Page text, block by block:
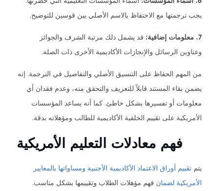
يجب ترجمتها مع الاحتفاظ بالاسم الأصلي بين قوسين للتوضيح.
7. معلومات إضافية:
قد يشمل ذلك مرتبة الشرف والجوائز
وعناوين الرسائل والإنجازات الأكاديمية الأخرى ذات الصلة.
من المهم الحفاظ على التنسيق الأصلي والتفاصيل في الترجمة. إنه
يضمن بقاء المستند قابلاً للتعريف والتحقق منه، وعدم فقدان أي
معلومات أو تفسيرها بشكل خاطئ. كما أنه يساعد المؤسسات
الأمريكية على تقييم الخلفية الأكاديمية للطالب ومؤهلاته بدقة.
فهم معادلات التعليم الأمريكية
يتم تقييم أوراق الاعتماد الأكاديمية الأجنبية ومساواتها بالمعايير
الأمريكية لضمان فهم مؤهلات الطلاب وتقييمها بشكل مناسب.